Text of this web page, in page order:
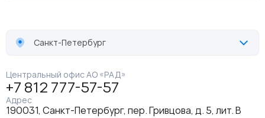
Санкт-Петербург
Центральный офис АО «РАД»
+7 812 777-57-57
Адрес
190031, Санкт-Петербург, пер. Гривцова, д. 5, лит. В